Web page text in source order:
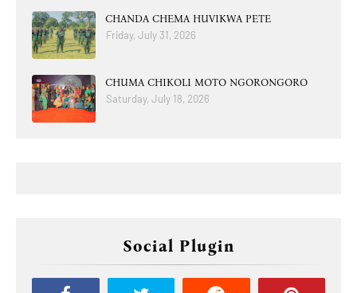
CHANDA CHEMA HUVIKWA PETE
Friday, July 31, 2026
CHUMA CHIKOLI MOTO NGORONGORO
Saturday, July 18, 2026
Social Plugin